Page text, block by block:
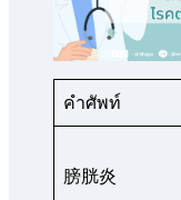
คำศัพท์
膀胱炎